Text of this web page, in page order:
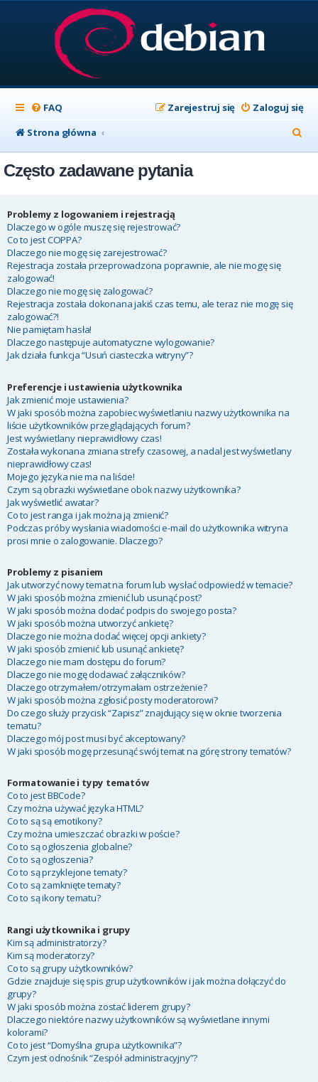
FAQ Zaloguj się
Zarejestruj się
Strona główna
z
Często zadawane pytania
Problemy z logowaniem i rejestracją
Dlaczego w ogóle muszę się rejestrować?
Co to jest COPPA?
Dlaczego nie mogę się zarejestrować?
Rejestracja została przeprowadzona poprawnie, ale nie mogę się
zalogować!
Dlaczego nie mogę się zalogować?
Rejestracja została dokonana jakiś czas temu, ale teraz nie mogę się
zalogować?!
Nie pamiętam hasła!
Dlaczego następuje automatyczne wylogowanie?
Jak działa funkcja “Usuń ciasteczka witryny”?
Preferencje i ustawienia użytkownika
Jak zmienić moje ustawienia?
W jaki sposób można zapobiec wyświetlaniu nazwy użytkownika na
liście użytkowników przeglądających forum?
Jest wyświetlany nieprawidłowy czas!
Została wykonana zmiana strefy czasowej, a nadal jest wyświetlany
nieprawidłowy czas!
Mojego języka nie ma na liście!
Czym są obrazki wyświetlane obok nazwy użytkownika?
Jak wyświetlić awatar?
Co to jest ranga i jak można ją zmienić?
Podczas próby wysłania wiadomości e-mail do użytkownika witryna
prosi mnie o zalogowanie. Dlaczego?
Problemy z pisaniem
Jak utworzyć nowy temat na forum lub wysłać odpowiedź w temacie?
W jaki sposób można zmienić lub usunąć post?
W jaki sposób można dodać podpis do swojego posta?
W jaki sposób można utworzyć ankietę?
Dlaczego nie można dodać więcej opcji ankiety?
W jaki sposób zmienić lub usunąć ankietę?
Dlaczego nie mam dostępu do forum?
Dlaczego nie mogę dodawać załączników?
Dlaczego otrzymałem/otrzymałam ostrzeżenie?
W jaki sposób można zgłosić posty moderatorowi?
Do czego służy przycisk “Zapisz” znajdujący się w oknie tworzenia
tematu?
Dlaczego mój post musi być akceptowany?
W jaki sposób mogę przesunąć swój temat na górę strony tematów?
Formatowanie i typy tematów
Co to jest BBCode?
Czy można używać języka HTML?
Co to są są emotikony?
Czy można umieszczać obrazki w poście?
Co to są ogłoszenia globalne?
Co to są ogłoszenia?
Co to są przyklejone tematy?
Co to są zamknięte tematy?
Co to są ikony tematu?
Rangi użytkownika i grupy
Kim są administratorzy?
Kim są moderatorzy?
Co to są grupy użytkowników?
Gdzie znajduje się spis grup użytkowników i jak można dołączyć do
grupy?
W jaki sposób można zostać liderem grupy?
Dlaczego niektóre nazwy użytkowników są wyświetlane innymi
kolorami?
Co to jest “Domyślna grupa użytkownika”?
Czym jest odnośnik “Zespół administracyjny”?